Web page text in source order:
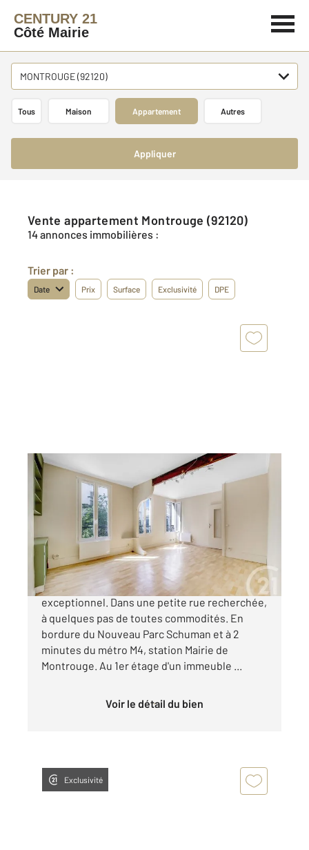
CENTURY 21
Côté Mairie
MONTROUGE (92120)
Tous Maison Appartement Autres
Appliquer
Vente appartement Montrouge (92120)
14 annonces immobilières :
Trier par :
Date Prix Surface Exclusivité DPE
MONTROUGE 92
, 2 pièces
Ref : 11072
Appartement F2 à vendre
289 000 €
MONTROUGE - Coeur de Ville. Emplacement
exceptionnel. Dans une petite rue recherchée,
à quelques pas de toutes commodités. En
bordure du Nouveau Parc Schuman et à 2
minutes du métro M4, station Mairie de
Montrouge. Au 1er étage d'un immeuble ...
Voir le détail du bien
Exclusivité